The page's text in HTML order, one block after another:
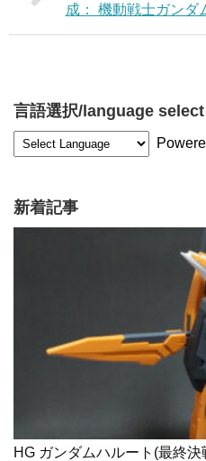
成： 機動戦士ガンダ
言語選択/language select
新着記事
HG ガンダムハルート(最終決